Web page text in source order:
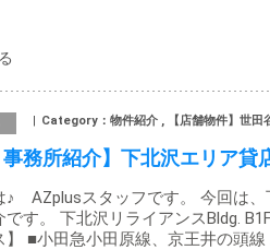
Category：物件紹介 , 【店舗物件】世田
事務所紹介】下北沢エリア
♪ AZplusスタッフです。 今回は
です。 下北沢リライアンスBldg.
】 ■小田急小田原線、京王井の頭線